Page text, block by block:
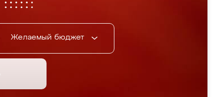
Желаемый бюджет